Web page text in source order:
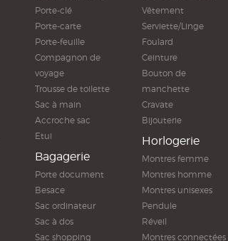
Porte-clé
Porte-carte
Porte-feuille
Compagnon de
voyage
Trousse de toilette
Sac à main
Accroche sac
Etui
Bagagerie
Porte document
Besace
Sac ordinateur
Sac à dos
Sac shopping
Vêtement
Serviette/Linge
Foulard
Ceinture
Bouton de
manchette
Cravate
Bijouterie
Horlogerie
Montres femme
Montres homme
Montres unisexes
Pendule
Réveil
Montres connectées